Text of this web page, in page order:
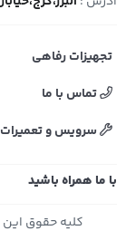
تجهیزات رفاهی
تماس با ما
سرویس و تعمیرات
با ما همراه باشید
کلیه حقوق